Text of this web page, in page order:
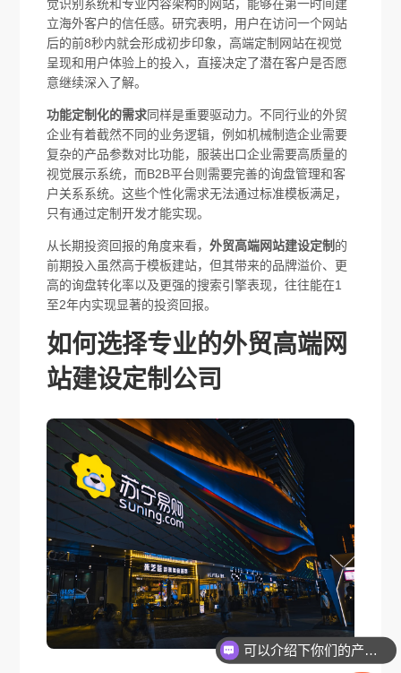
觉识别系统和专业内容架构的网站，能够在第一时间建
立海外客户的信任感。研究表明，用户在访问一个网站
后的前8秒内就会形成初步印象，高端定制网站在视觉
呈现和用户体验上的投入，直接决定了潜在客户是否愿
意继续深入了解。
功能定制化的需求同样是重要驱动力。不同行业的外贸
企业有着截然不同的业务逻辑，例如机械制造企业需要
复杂的产品参数对比功能，服装出口企业需要高质量的
视觉展示系统，而B2B平台则需要完善的询盘管理和客
户关系系统。这些个性化需求无法通过标准模板满足，
只有通过定制开发才能实现。
从长期投资回报的角度来看，外贸高端网站建设定制 的
前期投入虽然高于模板建站，但其带来的品牌溢价、更
高的询盘转化率以及更强的搜索引擎表现，往往能在1
至2年内实现显著的投资回报。
如何选择专业的外贸高端网
站建设定制公司
可以介绍下你们的产品么